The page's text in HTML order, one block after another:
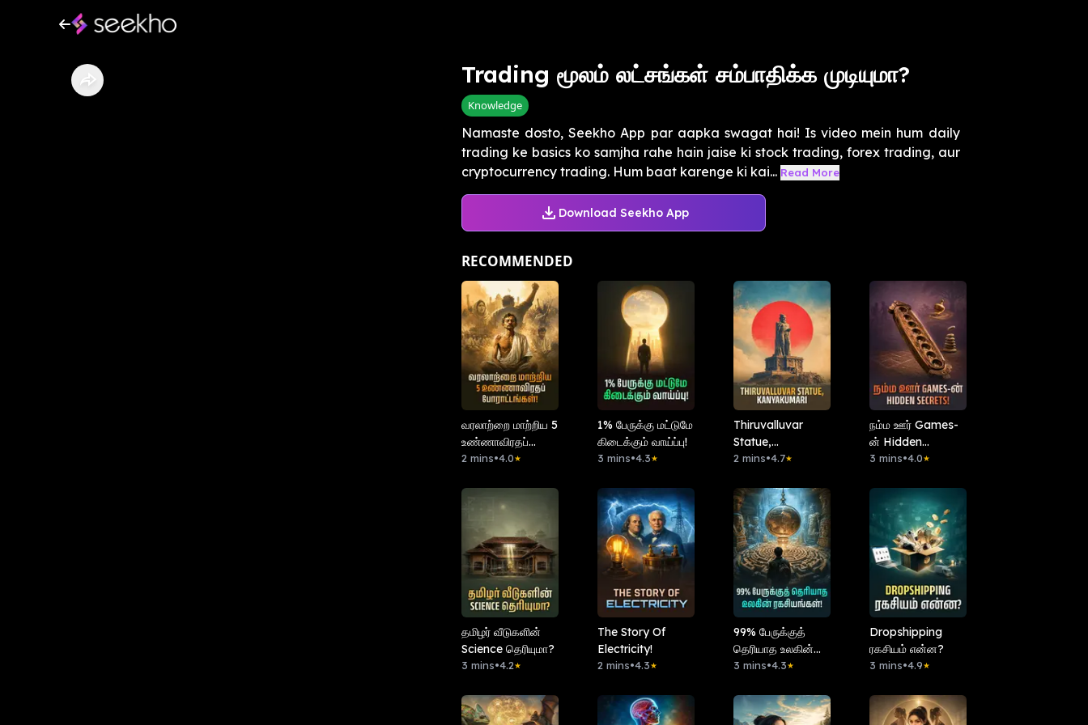
Trading மூலம் லட்சங்கள் சம்பாதிக்க முடியுமா?
Knowledge
Namaste dosto, Seekho App par aapka swagat hai! Is video mein hum daily
trading ke basics ko samjha rahe hain jaise ki stock trading, forex trading, aur
cryptocurrency trading. Hum baat karenge ki kai... Read More
Download Seekho App
RECOMMENDED
வரலாற்றை மாற்றிய 5
உண்ணாவிரதப்
போராட்டங்கள்!
2 mins•4.0★
1% பேருக்கு மட்டுமே
கிடைக்கும் வாய்ப்பு!
3 mins•4.3★
Thiruvalluvar
Statue,
Kanyakumari
2 mins•4.7★
நம்ம ஊர் Games-
ன் Hidden
Secrets!
3 mins•4.0★
தமிழர் வீடுகளின்
Science தெரியுமா?
3 mins•4.2★
The Story Of
Electricity!
2 mins•4.3★
99% பேருக்குத்
தெரியாத உலகின்
ரகசியங்கள்!
3 mins•4.3★
Dropshipping
ரகசியம் என்ன?
3 mins•4.9★